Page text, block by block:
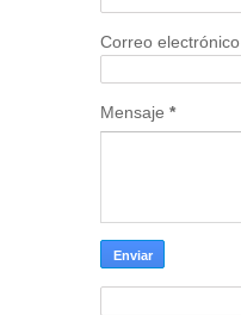
Correo electrónico
Mensaje *